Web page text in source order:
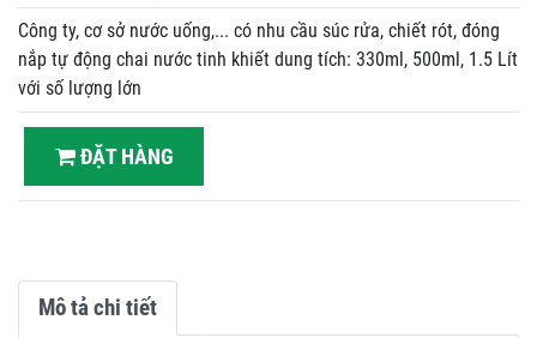
Công ty, cơ sở nước uống,... có nhu cầu súc rửa, chiết rót, đóng
nắp tự động chai nước tinh khiết dung tích: 330ml, 500ml, 1.5 Lít
với số lượng lớn
ĐẶT HÀNG
Mô tả chi tiết